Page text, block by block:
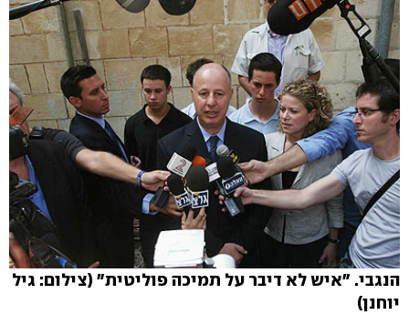
הנגבי. "איש לא דיבר על תמיכה פוליטית" (צילום: גיל
יוחנן)